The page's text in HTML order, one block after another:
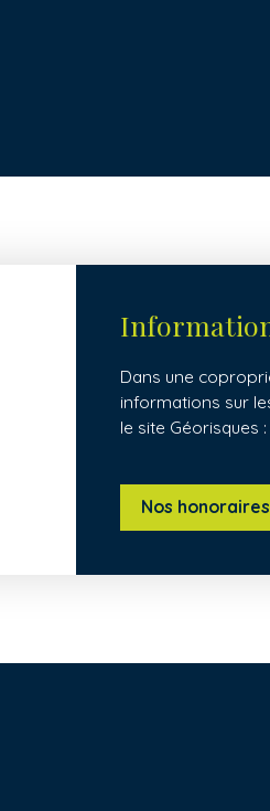
Dans une
informations sur
le site Géorisques
Nos honoraires